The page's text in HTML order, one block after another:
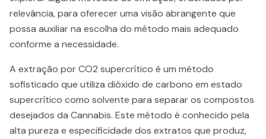
relevância, para oferecer uma visão abrangente que
possa auxiliar na escolha do método mais adequado
conforme a necessidade.
A extração por CO2 supercrítico é um método
sofisticado que utiliza dióxido de carbono em estado
supercrítico como solvente para separar os compostos
desejados da Cannabis. Este método é conhecido pela
alta pureza e especificidade dos extratos que produz,